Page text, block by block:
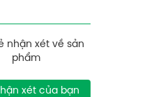
nhận xét về sản
phẩm
xét của bạn